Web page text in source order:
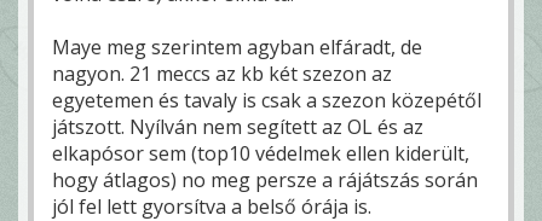
Maye meg szerintem agyban elfáradt, de
nagyon. 21 meccs az kb két szezon az
egyetemen és tavaly is csak a szezon közepétől
játszott. Nyílván nem segített az OL és az
elkapósor sem (top10 védelmek ellen kiderült,
hogy átlagos) no meg persze a rájátszás során
jól fel lett gyorsítva a belső órája is.